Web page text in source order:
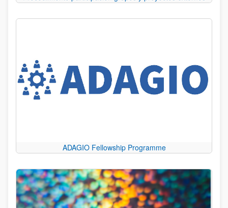
ADAGIO Fellowship Programme